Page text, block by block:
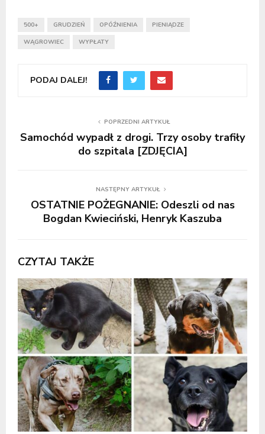
500+ GRUDZIEŃ OPÓŹNIENIA PIENIĄDZE
WĄGROWIEC WYPŁATY
PODAJ DALEJ!
POPRZEDNI ARTYKUŁ
Samochód wypadł z drogi. Trzy osoby trafiły
do szpitala [ZDJĘCIA]
NASTĘPNY ARTYKUŁ
OSTATNIE POŻEGNANIE: Odeszli od nas
Bogdan Kwieciński, Henryk Kaszuba
CZYTAJ TAKŻE